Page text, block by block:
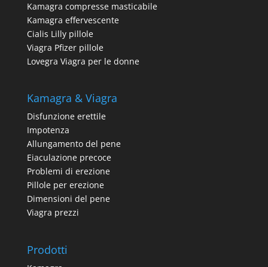
Kamagra compresse masticabile
Kamagra effervescente
Cialis Lilly pillole
Viagra Pfizer pillole
Lovegra Viagra per le donne
Kamagra & Viagra
Disfunzione erettile
Impotenza
Allungamento del pene
Eiaculazione precoce
Problemi di erezione
Pillole per erezione
Dimensioni del pene
Viagra prezzi
Prodotti